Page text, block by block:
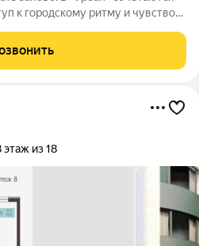
к городскому ритму и чувство
маршруты, близость
этаж из 18